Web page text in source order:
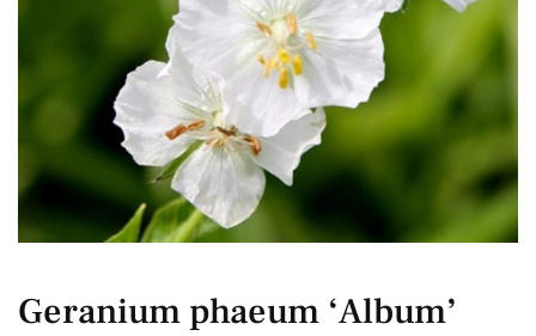
Geranium phaeum ‘Album’